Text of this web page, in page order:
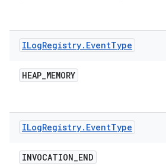
ILogRegistry. EventType
HEAP_MEMORY
ILogRegistry. EventType
INVOCATION_END